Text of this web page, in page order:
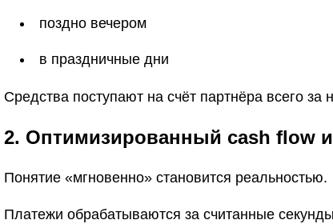
поздно вечером
в праздничные дни
Средства поступают на счёт партнёра всего
2. Оптимизированный cash flow
Понятие «мгновенно» становится реальностью.
Платежи обрабатываются за считанные